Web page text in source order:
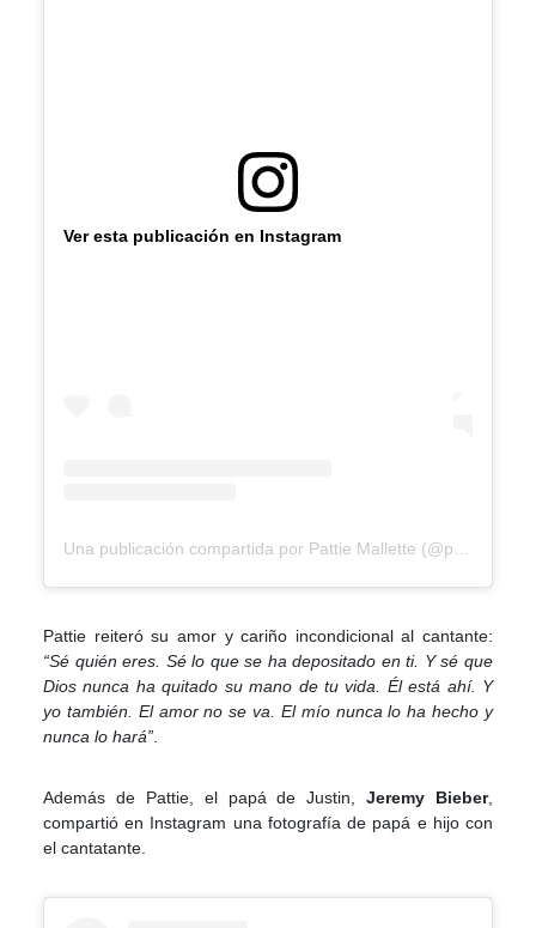
Ver esta publicación en Instagram
Una publicación compartida por Pattie Mallette (@pattiemallette)
Pattie reiteró su amor y cariño incondicional al cantante:
“Sé quién eres. Sé lo que se ha depositado en ti. Y sé que
Dios nunca ha quitado su mano de tu vida. Él está ahí. Y
yo también. El amor no se va. El mío nunca lo ha hecho y
nunca lo hará”.
Además de Pattie, el papá de Justin,Jeremy Bieber,
compartió en Instagram una fotografía de papá e hijo con
el cantatante.